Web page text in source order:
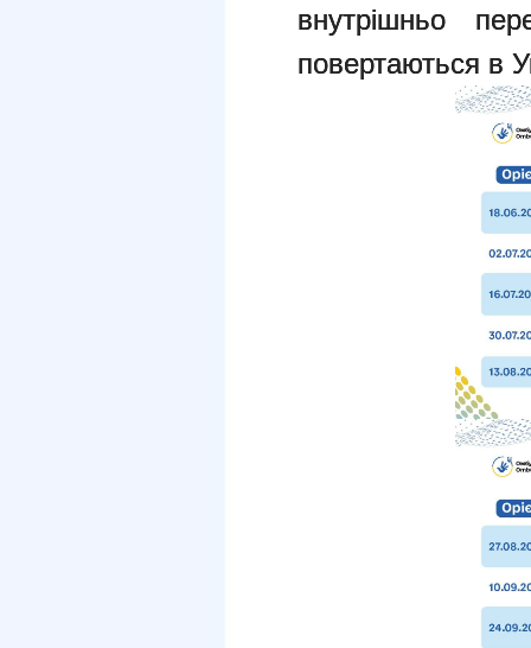
внутрішньо
повертаються в